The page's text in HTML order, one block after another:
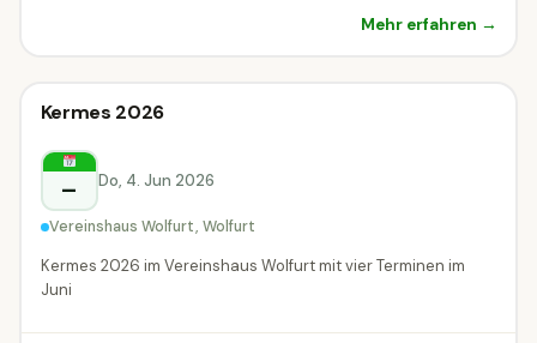
Mehr erfahren →
Sonstiges
Wolfurt
Sonstiges
Kermes 2026
– Do, 4. Jun 2026
Vereinshaus Wolfurt, Wolfurt
Kermes 2026 im Vereinshaus Wolfurt mit vier Terminen im
Juni